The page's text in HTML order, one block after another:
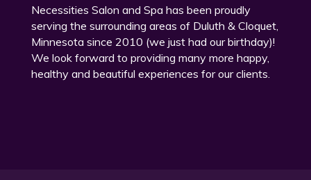
Necessities Salon and Spa has been proudly
serving the surrounding areas of Duluth & Cloquet,
Minnesota since 2010 (we just had our birthday)!
We look forward to providing many more happy,
healthy and beautiful experiences for our clients.